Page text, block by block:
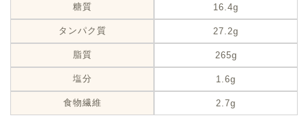
糖質 16.4g
タンパク質 27.2g
脂質 265g
塩分 1.6g
食物繊維 2.7g